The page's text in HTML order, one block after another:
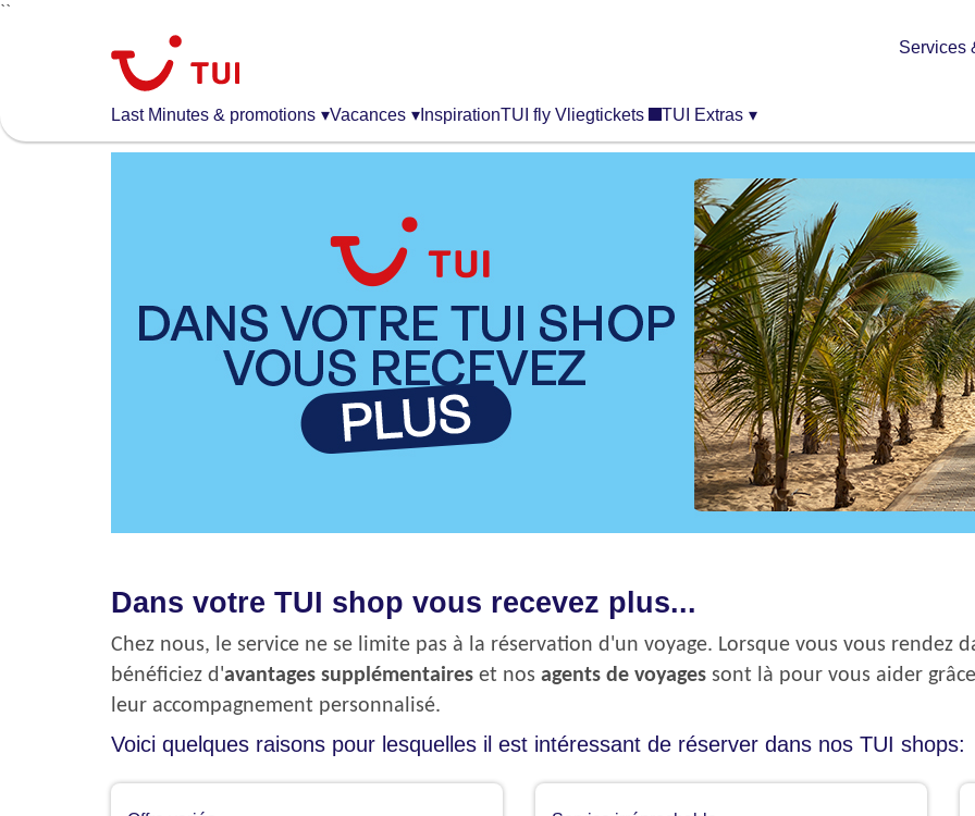
``
Last Minutes & promotions ▾Vacances ▾ InspirationTUI fly Vliegtickets TUI Extras ▾
Services
Dans votre TUI shop vous recevez plus...
Chez nous, le service ne se limite pas à la réservation d'un voyage. Lorsque vous vous rendez
bénéficiez d'avantages supplémentaires et nos agents de voyages sont là pour vous aider
leur accompagnement personnalisé.​
Voici quelques raisons pour lesquelles il est intéressant de réserver dans nos TUI shops:​